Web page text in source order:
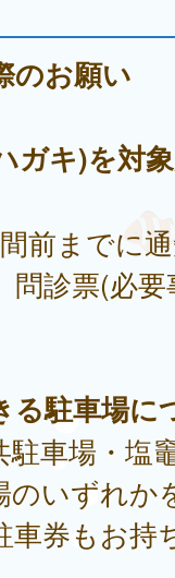
のお願い
ガキ)を対
前までに
問診票(必
駐車場に
駐車場・塩
のいずれか
券もお持